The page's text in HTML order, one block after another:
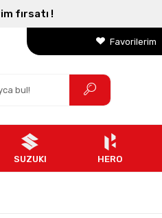
fırsatı !
Favorilerim
SUZUKI HERO